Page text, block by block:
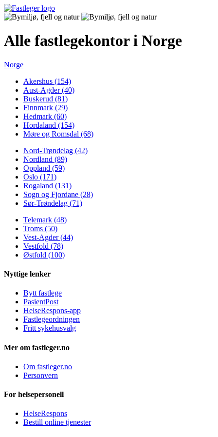
Alle fastlegekontor i Norge
Norge
Akershus (154)
Aust-Agder (40)
Buskerud (81)
Finnmark (29)
Hedmark (60)
Hordaland (154)
Møre og Romsdal (68)
Nord-Trøndelag (42)
Nordland (89)
Oppland (59)
Oslo (171)
Rogaland (131)
Sogn og Fjordane (28)
Sør-Trøndelag (71)
Telemark (48)
Troms (50)
Vest-Agder (44)
Vestfold (78)
Østfold (100)
Nyttige lenker
Bytt fastlege
PasientPost
HelseRespons-app
Fastlegeordningen
Fritt sykehusvalg
Mer om fastleger.no
Om fastleger.no
Personvern
For helsepersonell
HelseRespons
Bestill online tjenester